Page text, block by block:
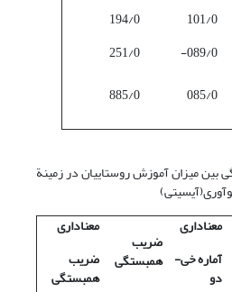
101/0
194/0
089/0-
251/0
085/0
885/0
بین میزان آموزش روستاییان در زمینة
معناداری
آماره خی-
دو
ضریب
همبستگی
معناداری
ضریب
همبستگی